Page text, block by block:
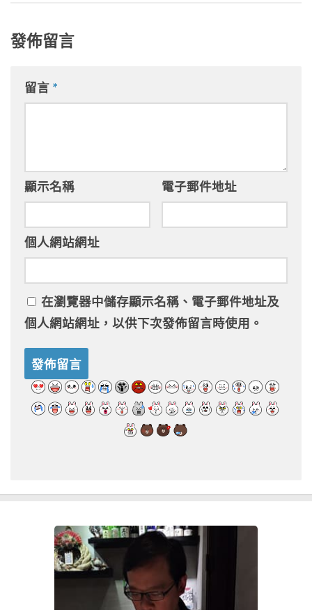
發佈留言
留言 *
顯示名稱 電子郵件地址
個人網站網址
在瀏覽器中儲存顯示名稱、電子郵件地址及
個人網站網址，以供下次發佈留言時使用。